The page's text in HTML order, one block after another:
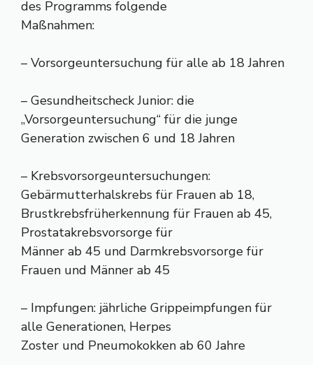
des Programms folgende
Maßnahmen:
– Vorsorgeuntersuchung für alle ab 18 Jahren
– Gesundheitscheck Junior: die
„Vorsorgeuntersuchung“ für die junge
Generation zwischen 6 und 18 Jahren
– Krebsvorsorgeuntersuchungen:
Gebärmutterhalskrebs für Frauen ab 18,
Brustkrebsfrüherkennung für Frauen ab 45,
Prostatakrebsvorsorge für
Männer ab 45 und Darmkrebsvorsorge für
Frauen und Männer ab 45
– Impfungen: jährliche Grippeimpfungen für
alle Generationen, Herpes
Zoster und Pneumokokken ab 60 Jahre